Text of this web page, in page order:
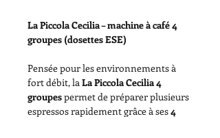
La Piccola Cecilia – machine à café 4
groupes (dosettes ESE)
Pensée pour les environnements à
fort débit, la La Piccola Cecilia 4
groupes permet de préparer plusieurs
espressos rapidement grâce à ses 4